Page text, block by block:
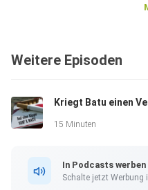
Weitere Episoden
Kriegt Batu einen
15 Minuten
In Podcasts werben
Schalte jetzt Werbung